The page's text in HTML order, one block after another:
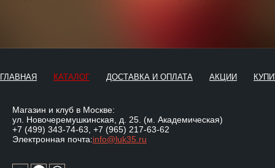
ГЛАВНАЯ КАТАЛОГ ДОСТАВКА И ОПЛАТА АКЦИИ
Магазин и клуб в Москве:
ул. Новочеремушкинская, д. 25. (м. Академическая)
+7 (499) 343-74-63 +7 (965) 217-63-62
Электронная почта:info@luk35.ru